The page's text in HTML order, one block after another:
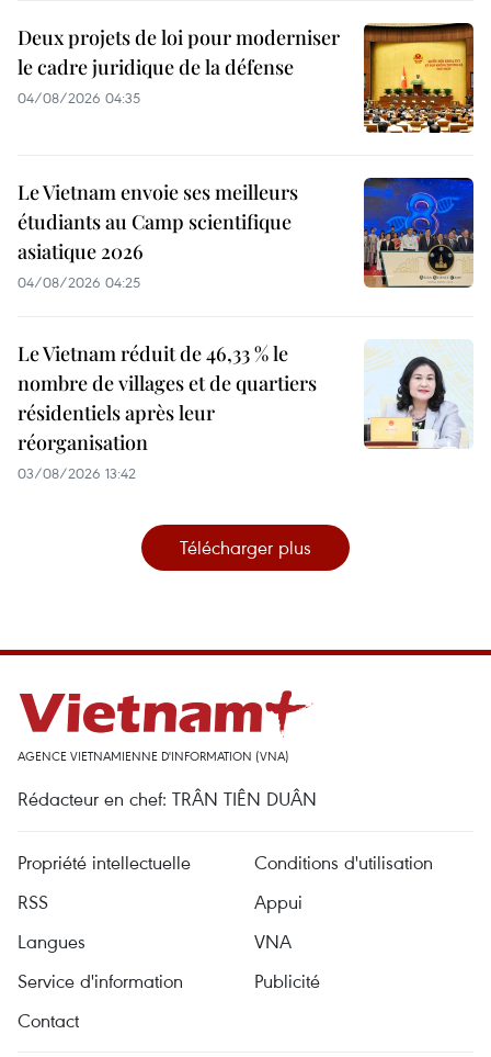
Deux projets de loi pour moderniser
le cadre juridique de la défense
04/08/2026 04:35
Le Vietnam envoie ses meilleurs
étudiants au Camp scientifique
asiatique 2026
04/08/2026 04:25
Le Vietnam réduit de 46,33 % le
nombre de villages et de quartiers
résidentiels après leur
réorganisation
03/08/2026 13:42
Télécharger plus
AGENCE VIETNAMIENNE D'INFORMATION (VNA)
Rédacteur en chef: TRÂN TIÊN DUÂN
Propriété intellectuelle
Conditions d'utilisation
RSS
Appui
Langues
VNA
Service d'information
Publicité
Contact